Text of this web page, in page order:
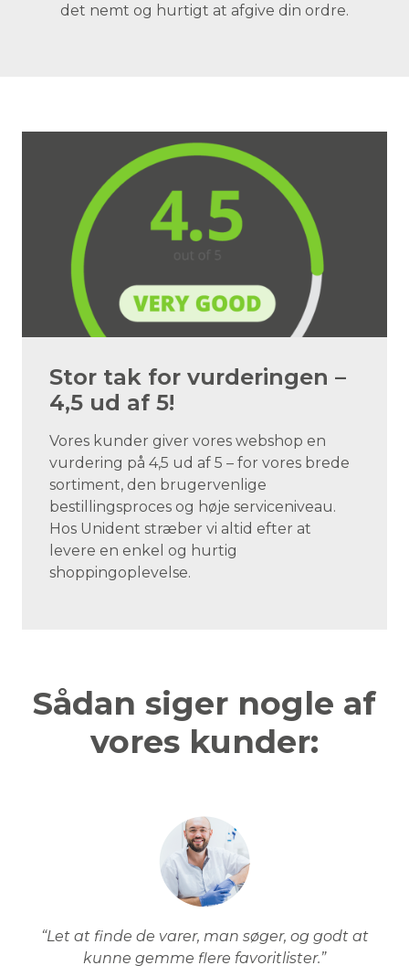
det nemt og hurtigt at afgive din ordre.
Stor tak for vurderingen –
4,5 ud af 5!
Vores kunder giver vores webshop en
vurdering på 4,5 ud af 5 – for vores brede
sortiment, den brugervenlige
bestillingsproces og høje serviceniveau.
Hos Unident stræber vi altid efter at
levere en enkel og hurtig
shoppingoplevelse.
Sådan siger nogle af
vores kunder:
“Let at finde de varer, man søger, og godt at
kunne gemme flere favoritlister.”